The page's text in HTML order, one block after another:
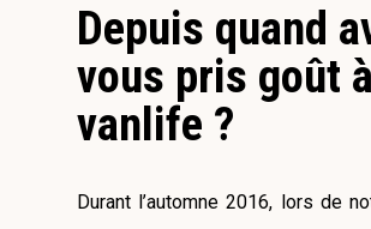
Depuis quand
vous pris goût
vanlife ?
Durant l’automne 2016, lors de